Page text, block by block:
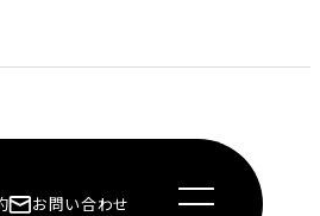
お問い合わせ